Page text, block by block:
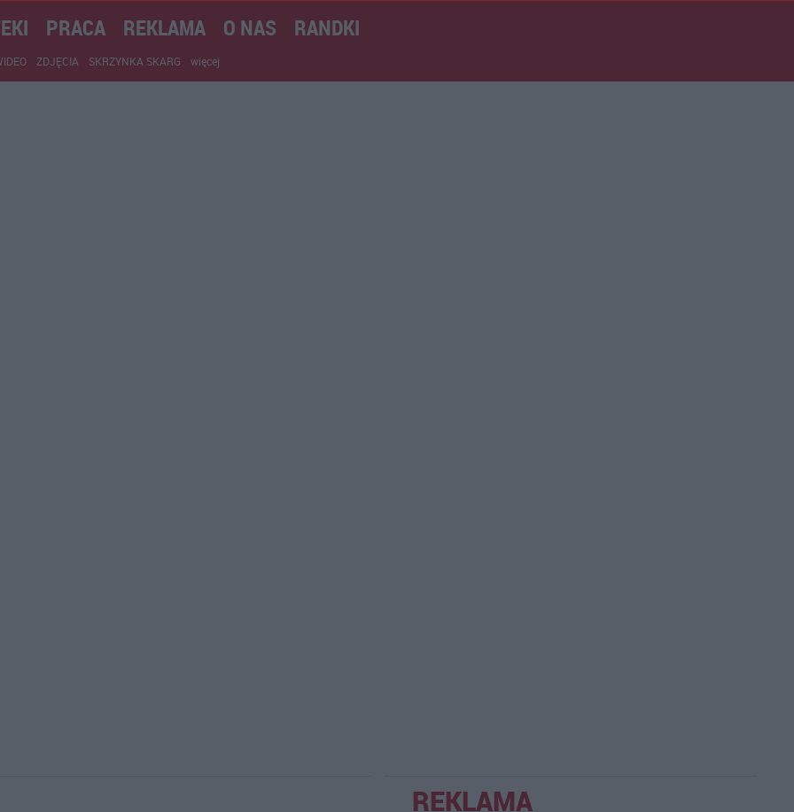
PRACA REKLAMA O NAS RANDKI
ZDJĘCIA SKRZYNKA SKARG więcej
REKLAMA